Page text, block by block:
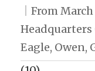
｜From
Headquarters
Eagle, Owen,